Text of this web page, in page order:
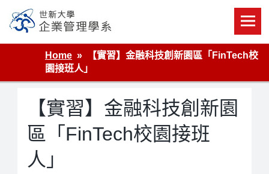
content
世新大學企業管理學系
Home
【實習】金融科技創新園區「FinTech校
園接班人」
【實習】金融科技創新園
區「FinTech校園接班
人」